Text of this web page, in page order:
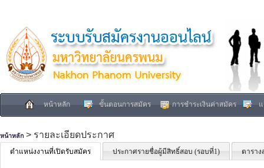
หน้าหลัก ขั้นตอนการสมัคร การชำระเงินค่าสมัคร
หน้าหลัก > รายละเอียดประกาศ
ตำแหน่งงานที่เปิดรับสมัคร ประกาศรายชื่อผู้มีสิทธิ์สอบ (รอบที่1) ตารา